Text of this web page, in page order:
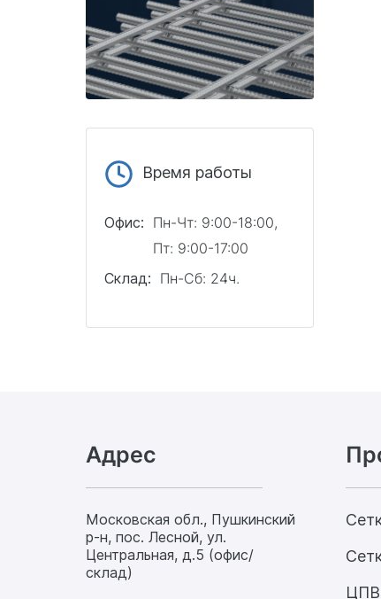
Время работы
Офис: Пн-Чт: 9:00-18:00,
Пт: 9:00-17:00
Склад: Пн-Сб: 24ч.
Адрес
Московская обл., Пушкинский
р-н, пос. Лесной, ул.
Центральная, д.5 (офис/
склад)